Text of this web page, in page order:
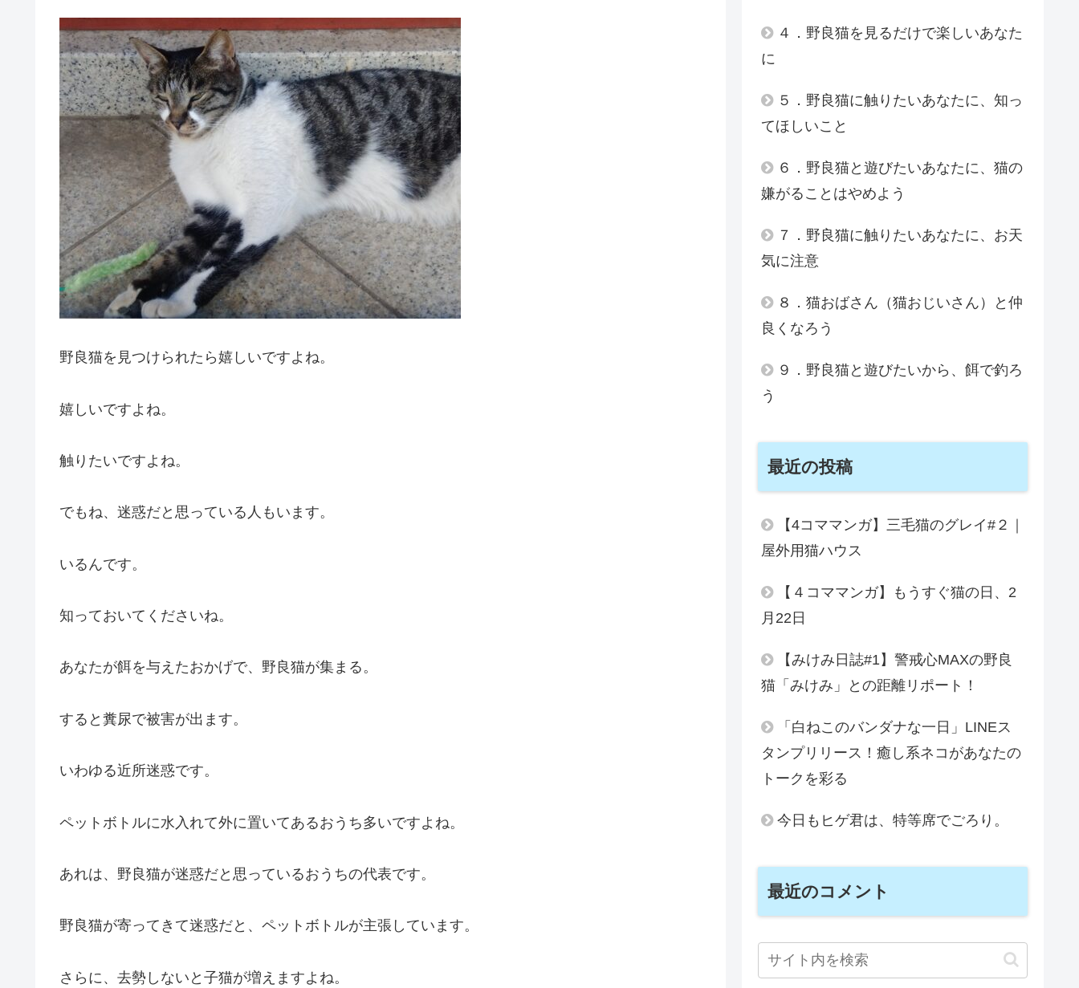
野良猫を見つけられたら嬉しいですよね。
嬉しいですよね。
触りたいですよね。
でもね、迷惑だと思っている人もいます。
いるんです。
知っておいてくださいね。
あなたが餌を与えたおかげで、野良猫が集まる。
すると糞尿で被害が出ます。
いわゆる近所迷惑です。
ペットボトルに水入れて外に置いてあるおうち多いですよね。
あれは、野良猫が迷惑だと思っているおうちの代表です。
野良猫が寄ってきて迷惑だと、ペットボトルが主張しています。
さらに、去勢しないと子猫が増えますよね。
４．野良猫を見るだけで楽しいあなた
に
５．野良猫に触りたいあなたに、知っ
てほしいこと
６．野良猫と遊びたいあなたに、猫の
嫌がることはやめよう
７．野良猫に触りたいあなたに、お天
気に注意
８．猫おばさん（猫おじいさん）と仲
良くなろう
９．野良猫と遊びたいから、餌で釣ろ
う
最近の投稿
【4コママンガ】三毛猫のグレイ#２｜
屋外用猫ハウス
【４コママンガ】もうすぐ猫の日、2
月22日
【みけみ日誌#1】警戒心MAXの野良
猫「みけみ」との距離リポート！
「白ねこのバンダナな一日」LINEス
タンプリリース！癒し系ネコがあなたの
トークを彩る
今日もヒゲ君は、特等席でごろり。
最近のコメント